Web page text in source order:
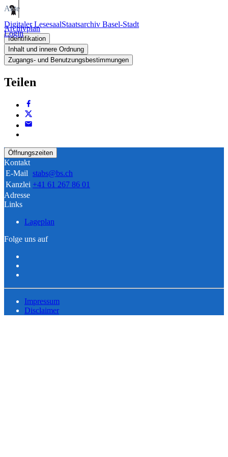
Digitaler LesesaalStaatsarchiv Basel-Stadt
Login
Akte
Archivplan
Identifikation
Inhalt und innere Ordnung
Zugangs- und Benutzungsbestimmungen
Teilen
Öffnungszeiten
Kontakt
E-Mail stabs@bs.ch
Kanzlei +41 61 267 86 01
Adresse
Links
Lageplan
Folge uns auf
Impressum
Disclaimer